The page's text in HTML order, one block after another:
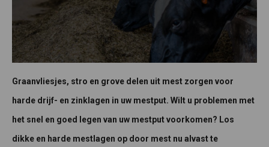
Graanvliesjes, stro en grove delen uit mest zorgen voor
harde drijf- en zinklagen in uw mestput. Wilt u problemen met
het snel en goed legen van uw mestput voorkomen? Los
dikke en harde mestlagen op door mest nu alvast te